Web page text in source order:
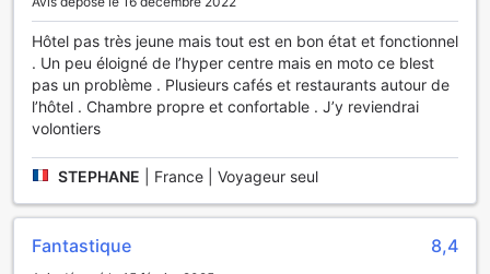
zone TV, parfait pour se retrouver entre amis ou en famille.
Ce coin cosy permet aux clients de se détendre tout en
regardant des films ou des émissions de télévision
populaires. C'est l'endroit idéal pour passer des soirées
agréables, partager des rires et créer des souvenirs
inoubliables. Que vous soyez un amateur de sport ou que
commun de l'Hôtel Huynh Duc vous garantit des moments
de divertissement et de convivialité.
Hôtel pas très jeune mais tout est en bon état et fonctionnel
. Un peu éloigné de l’hyper centre mais en moto ce blest
pas un problème . Plusieurs cafés et restaurants autour de
l’hôtel . Chambre propre et confortable . J’y reviendrai
volontiers
STEPHANE France | Voyageur seul
Fantastique 8,4